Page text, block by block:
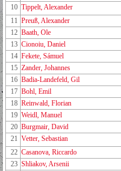
10 Tippelt, Alexander
11 Preuß, Alexander
12 Baath, Ole
13 Cionoiu, Daniel
14 Fekete, Sámuel
15 Zander, Johannes
16 Badia-Landefeld, Gil
17 Bohl, Emil
18 Reinwald, Florian
19 Weidl, Manuel
20 Burgmair, David
21 Vetter, Sebastian
22 Casanova, Riccardo
23 Shliakov, Arsenii